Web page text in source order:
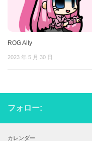
ROG Ally
2023 年 5 月 30 日
フォロー:
カレンダー